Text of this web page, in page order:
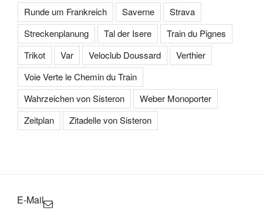
Runde um Frankreich
Saverne
Strava
Streckenplanung
Tal der Isere
Train du Pignes
Trikot
Var Veloclub Doussard
Verthier
Voie Verte le Chemin du Train
Wahrzeichen von Sisteron
Weber Monoporter
Zeitplan
Zitadelle von Sisteron
E-Mail